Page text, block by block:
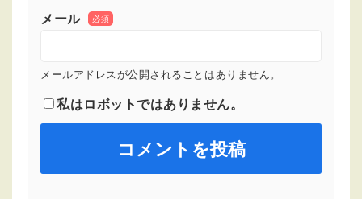
メール 必須
メールアドレスが公開されることはありません。
私はロボットではありません。